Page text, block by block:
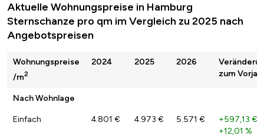
Aktuelle Wohnungspreise in Hamburg
Sternschanze pro qm im Vergleich zu 2025 nach
Angebotspreisen
Wohnungspreise
/m2
2024 2025 2026
zum
Nach Wohnlage
Einfach 4.801 € 4.973 € 5.571 € +597,13 €
+12,01 %